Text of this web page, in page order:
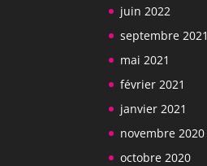
juin 2022
septembre 2021
mai 2021
février 2021
janvier 2021
novembre 2020
octobre 2020